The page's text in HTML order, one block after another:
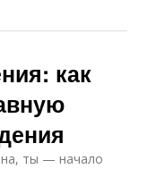
как
ты — начало